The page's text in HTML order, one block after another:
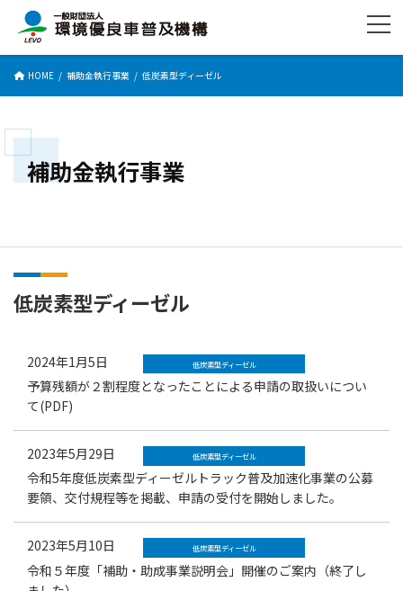
へ
キ
ッ
ョ
に
移
HOME 補助金執行事業 低炭素型ディーゼル
補助金執行事業
低炭素型ディーゼル
2024年1月5日 低炭素型ディーゼル
予算残額が２割程度となったことによる申請の取扱いについ
て(PDF)
2023年5月29日 低炭素型ディーゼル
令和5年度低炭素型ディーゼルトラック普及加速化事業の公募
要領、交付規程等を掲載、申請の受付を開始しました。
2023年5月10日 低炭素型ディーゼル
令和５年度「補助・助成事業説明会」開催のご案内（終了し